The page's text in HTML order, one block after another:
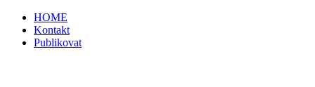
HOME
Kontakt
Publikovat